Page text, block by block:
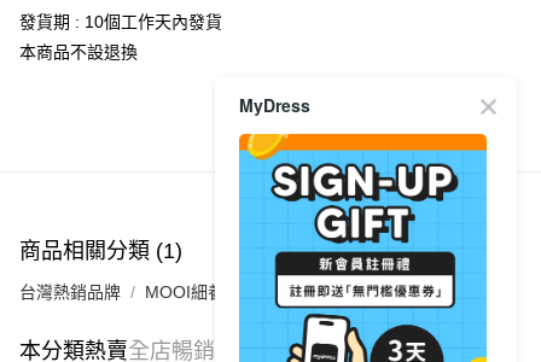
送貨方式
每筆HK$40.00，滿HK$350.00或以上免運費
每筆HK$40.00，滿HK$350.00或以上免運費
每筆HK$40.00，滿HK$350.00或以上免運費
每筆HK$40.00，滿HK$350.00或以上免運費
發貨期 : 10個工作天內發貨
本商品不設退換
商品推薦
商品相關分類 (1)
台灣熱銷品牌 MOOI細養美學
本分類熱賣全店暢銷排行
MyDress